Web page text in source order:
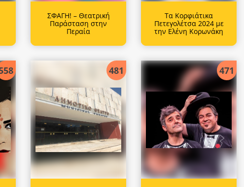
ΣΦΑΓΗ! – Θεατρική
Παράσταση στην
Περαία
Τα Κορφιάτικα
Πετεγολέτσα 2024 με
την Ελένη Κορωνάκη
481 471